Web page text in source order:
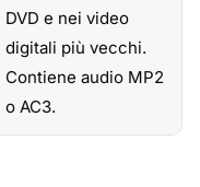
DVD e nei video
digitali più vecchi.
Contiene audio MP2
o AC3.